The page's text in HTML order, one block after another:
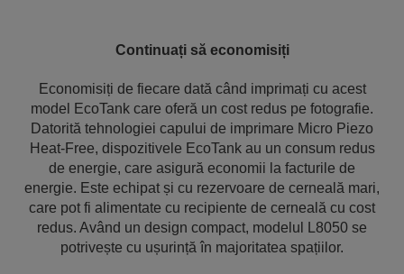
Continuați să economisiți
Economisiți de fiecare dată când imprimați cu acest
model EcoTank care oferă un cost redus pe fotografie.
Datorită tehnologiei capului de imprimare Micro Piezo
Heat-Free, dispozitivele EcoTank au un consum redus
de energie, care asigură economii la facturile de
energie. Este echipat și cu rezervoare de cerneală mari,
care pot fi alimentate cu recipiente de cerneală cu cost
redus. Având un design compact, modelul L8050 se
potrivește cu ușurință în majoritatea spațiilor.